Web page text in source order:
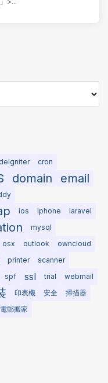
cron
domain email
ios iphone
laravel
mysql
osx outlook owncloud
printer
scanner
spf ssl trial
webmail
印表機 安全
掃描器
電郵搬家